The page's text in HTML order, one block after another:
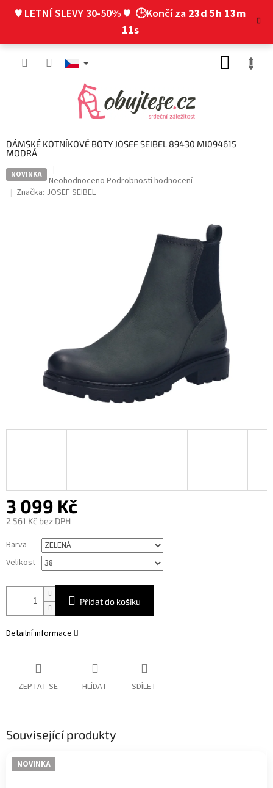
♥ LETNÍ SLEVY 30-50% ♥ 🕒Končí za 23d 5h 13m
10s
DÁMSKÉ KOTNÍKOVÉ BOTY JOSEF SEIBEL 89430 MI094615
MODRÁ
NOVINKA
Průměrné
hodnocení
Neohodnoceno Podrobnosti hodnocení
Značka: JOSEF SEIBEL
3 099 Kč
2 561 Kč bez DPH
cena:
Barva
Velikost
Přidat do košíku
Detailní informace
ZEPTAT SE HLÍDAT SDÍLET
Související produkty
NOVINKA